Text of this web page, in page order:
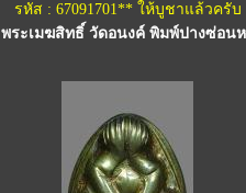
รหัส : 67091701** ให้บูชาแล้วครับ
พระเมฆสิทธิ์ วัดอนงค์ พิมพ์ปางซ่อน